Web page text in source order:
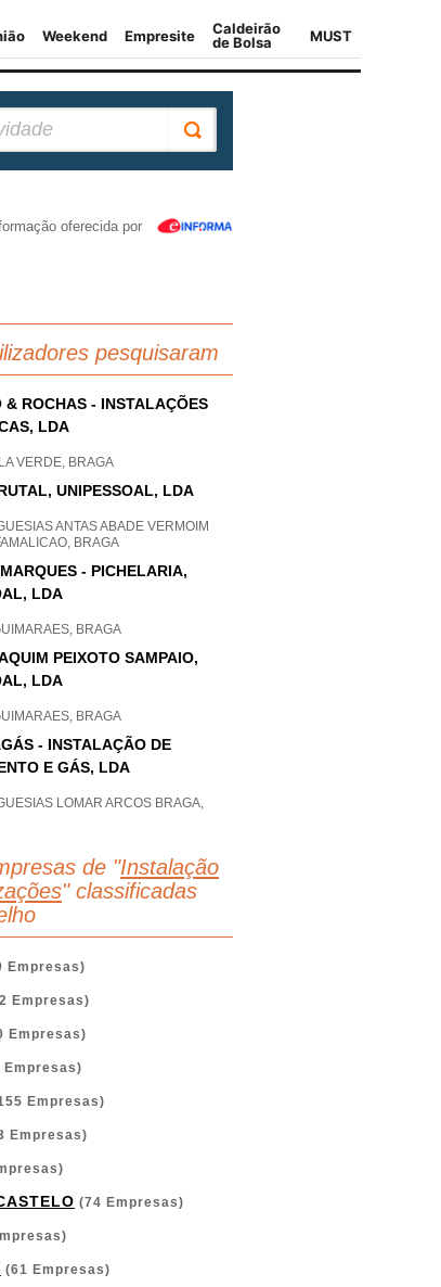
oferecida por
pesquisaram
& ROCHAS - INSTALAÇÕES
LDA
VERDE, BRAGA
UNIPESSOAL, LDA
ANTAS ABADE VERMOIM
BRAGA
- PICHELARIA,
LDA
BRAGA
PEIXOTO SAMPAIO,
LDA
BRAGA
- INSTALAÇÃO DE
E GÁS, LDA
LOMAR ARCOS BRAGA,
de "Instalação
" classificadas
Empresas)
Empresas)
Empresas)
Empresas)
Empresas)
Empresas)
(74 Empresas)
(61 Empresas)